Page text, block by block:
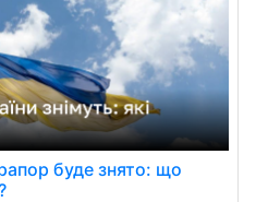
буде знято: що